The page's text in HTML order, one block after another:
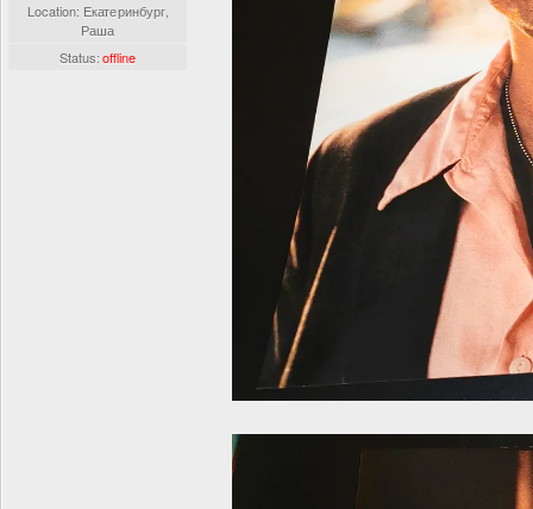
Location: Екатеринбург,
Раша
Status:offline